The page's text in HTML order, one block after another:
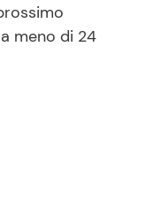
meno di 24